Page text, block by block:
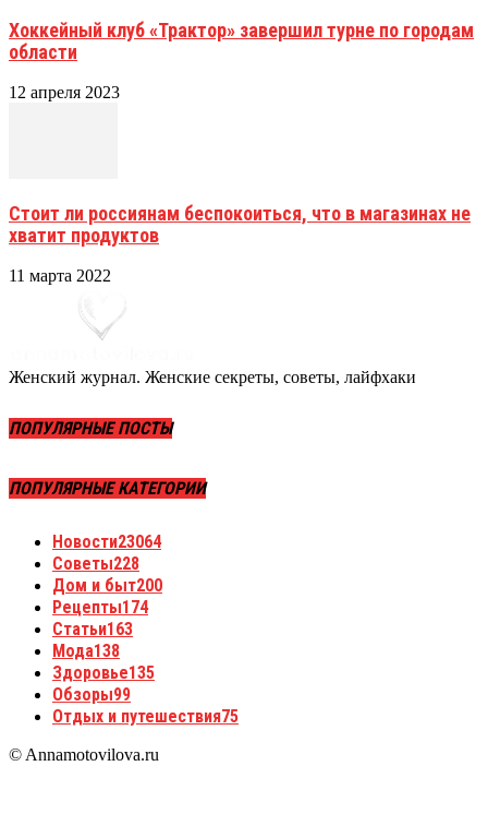
Хоккейный клуб «Трактор» завершил турне по городам
области
12 апреля 2023
Стоит ли россиянам беспокоиться, что в магазинах не
хватит продуктов
11 марта 2022
Женский журнал. Женские секреты, советы, лайфхаки
ПОПУЛЯРНЫЕ ПОСТЫ
ПОПУЛЯРНЫЕ КАТЕГОРИИ
Новости23064
Советы228
Дом и быт200
Рецепты174
Статьи163
Мода138
Здоровье135
Обзоры99
Отдых и путешествия75
© Annamotovilova.ru